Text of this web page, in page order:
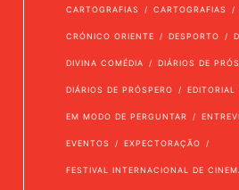
CARTOGRAFIAS CARTOGRAFIAS
CRÓNICO ORIENTE DESPORTO
DIVINA COMÉDIA DIÁRIOS DE
DIÁRIOS DE PRÓSPERO EDITORIAL
EM MODO DE PERGUNTAR
EVENTOS EXPECTORAÇÃO
FESTIVAL INTERNACIONAL DE